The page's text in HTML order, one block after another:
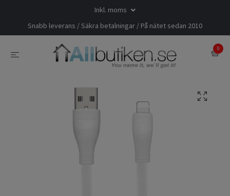
Inkl. moms
Snabb leverans / Säkra betalningar / På nätet sedan 2010
0